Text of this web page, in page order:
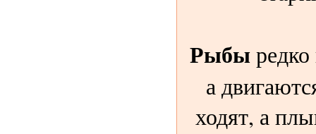
Рыбыредко
а
ходят, а